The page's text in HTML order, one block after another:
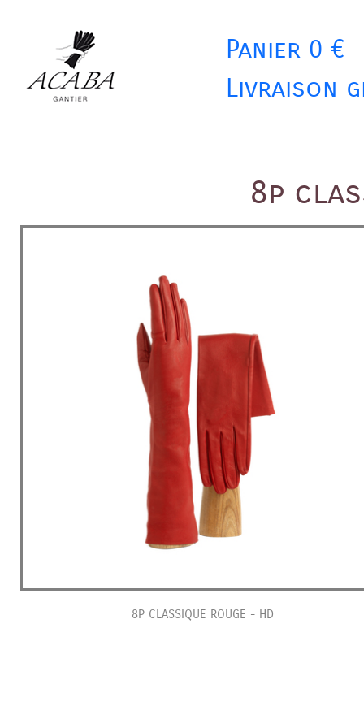
Panier 0 €
Livraison
8p
8P CLASSIQUE ROUGE - HD